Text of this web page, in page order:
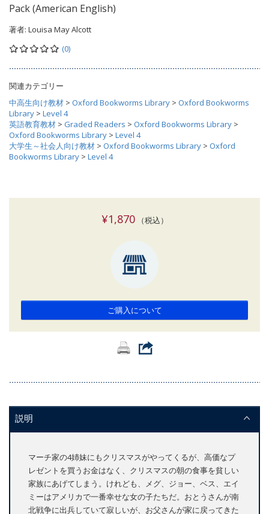
Pack (American English)
著者: Louisa May Alcott
(0)
関連カテゴリー
中高生向け教材 > Oxford Bookworms Library > Oxford Bookworms
Library > Level 4
英語教育教材 > Graded Readers > Oxford Bookworms Library >
Oxford Bookworms Library > Level 4
大学生～社会人向け教材 > Oxford Bookworms Library > Oxford
Bookworms Library > Level 4
¥1,870（税込）
ご購入について
説明
マーチ家の4姉妹にもクリスマスがやってくるが、高価なプ
レゼントを買うお金はなく、クリスマスの朝の食事を貧しい
家族にあげてしまう。けれども、メグ、ジョー、ベス、エイ
ミーはアメリカで一番幸せな女の子たちだ。おとうさんが南
北戦争に出兵していて寂しいが、お父さんが家に戻ってきた